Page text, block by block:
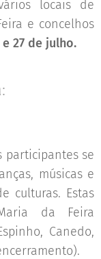
locais de
e concelhos
e 27 de julho.
participantes se
músicas e
culturas. Estas
da Feira
Canedo,